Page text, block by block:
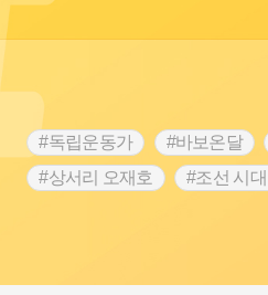
#독립운동가 #바보온달
#상서리 오재호
#조선 시대
#여성독립운동가
#조선시